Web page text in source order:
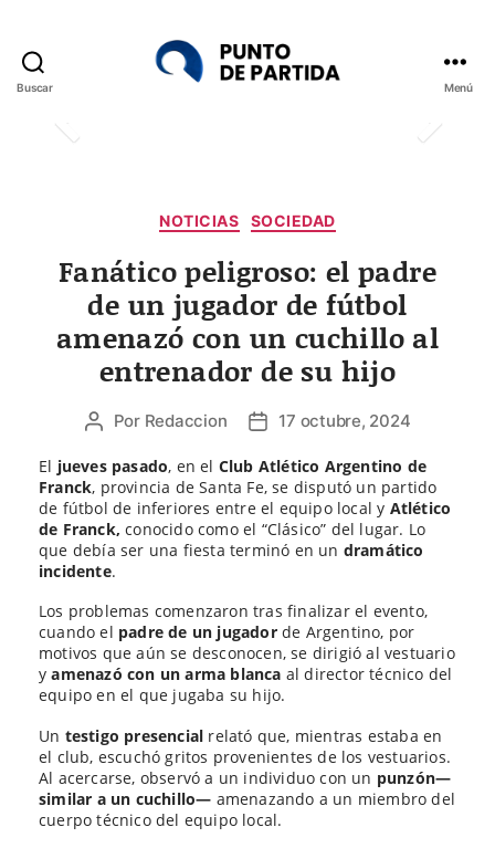
Buscar Menú
NOTICIAS SOCIEDAD
Fanático peligroso: el padre
de un jugador de fútbol
amenazó con un cuchillo al
entrenador de su hijo
Autor
la
entrada
Por Redaccion
Fecha
la
entrada
17 octubre, 2024
El jueves pasado, en el Club Atlético Argentino de
Franck, provincia de Santa Fe, se disputó un partido
de fútbol de inferiores entre el equipo local y Atlético
de Franck,conocido como el “Clásico” del lugar. Lo
que debía ser una fiesta terminó en un dramático
incidente.
Los problemas comenzaron tras finalizar el evento,
cuando el padre de un jugadorde Argentino, por
motivos que aún se desconocen, se dirigió al vestuario
yamenazó con un arma blanca al director técnico del
equipo en el que jugaba su hijo.
Un testigo presencial relató que, mientras estaba en
el club, escuchó gritos provenientes de los vestuarios.
Al acercarse, observó a un individuo con un punzón—
similar a un cuchillo— amenazando a un miembro del
cuerpo técnico del equipo local.